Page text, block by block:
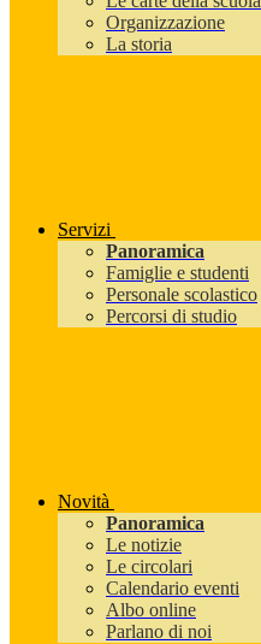
Organizzazione
La storia
Servizi
Panoramica
Famiglie e studenti
Personale scolastico
Percorsi di studio
Novità
Panoramica
Le notizie
Le circolari
Calendario eventi
Albo online
Parlano di noi